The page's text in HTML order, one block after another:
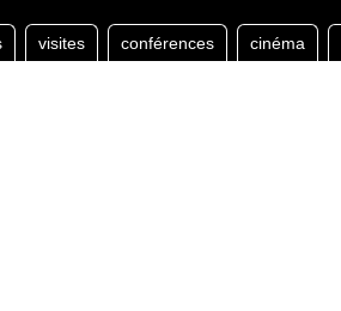
visites conférences cinéma